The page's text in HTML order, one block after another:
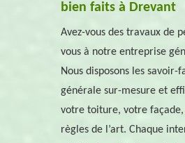
bien faits à Drevant
Avez-vous des travaux de
vous à notre entreprise
Nous disposons les
générale sur-mesure et
votre toiture, votre façade,
règles de l’art. Chaque